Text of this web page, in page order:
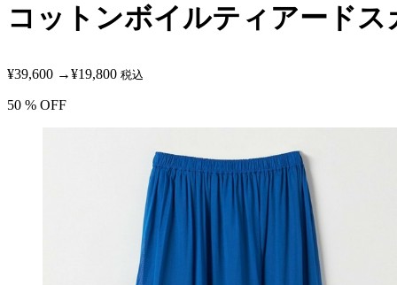
コットンボイルティアードス
¥39,600 →¥19,800 税込
50 % OFF